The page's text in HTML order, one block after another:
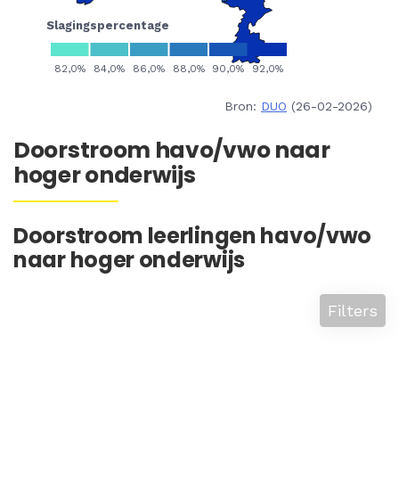
Bron: DUO (26-02-2026)
Doorstroom havo/vwo naar
hoger onderwijs
Doorstroom leerlingen havo/vwo
naar hoger onderwijs
Filters